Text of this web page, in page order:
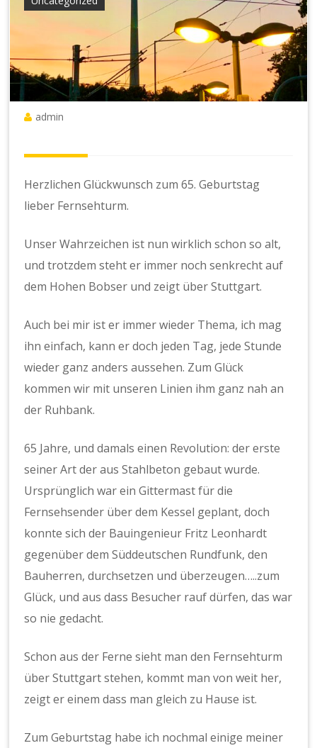
admin
Herzlichen Glückwunsch zum 65. Geburtstag
lieber Fernsehturm.
Unser Wahrzeichen ist nun wirklich schon so alt,
und trotzdem steht er immer noch senkrecht auf
dem Hohen Bobser und zeigt über Stuttgart.
Auch bei mir ist er immer wieder Thema, ich mag
ihn einfach, kann er doch jeden Tag, jede Stunde
wieder ganz anders aussehen. Zum Glück
kommen wir mit unseren Linien ihm ganz nah an
der Ruhbank.
65 Jahre, und damals einen Revolution: der erste
seiner Art der aus Stahlbeton gebaut wurde.
Ursprünglich war ein Gittermast für die
Fernsehsender über dem Kessel geplant, doch
konnte sich der Bauingenieur Fritz Leonhardt
gegenüber dem Süddeutschen Rundfunk, den
Bauherren, durchsetzen und überzeugen…..zum
Glück, und aus dass Besucher rauf dürfen, das war
so nie gedacht.
Schon aus der Ferne sieht man den Fernsehturm
über Stuttgart stehen, kommt man von weit her,
zeigt er einem dass man gleich zu Hause ist.
Zum Geburtstag habe ich nochmal einige meiner